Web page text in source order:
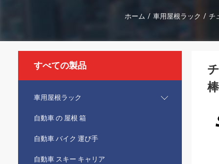
ホーム / 車用屋根ラック / チ
すべての製品
車用屋根ラック
自動車 の 屋根 箱
自動車 バイク 運び手
自動車 スキー キャリア